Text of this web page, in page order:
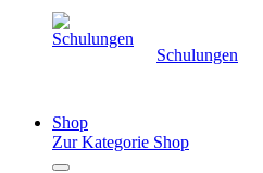
Schulungen
Shop
Zur Kategorie Shop